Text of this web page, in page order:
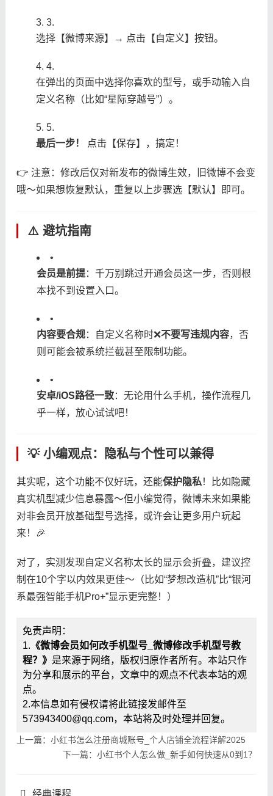
3.
选择【微博来源】→ 点击【自定义】按钮。
4.
在弹出的页面中选择你喜欢的型号，或手动输入自
定义名称（比如“星际穿越号”）。
5.
​最后一步！​
​ 点击【保存】，搞定！
👉 注意：修改后仅对新发布的微博生效，旧微博不会变
哦～如果想恢复默认，重复以上步骤选【默认】即可。
⚠️ 避坑指南
•
​会员是前提​​：千万别跳过开通会员这一步，否则根
本找不到设置入口。
•
​内容要合规​​：自定义名称时❌​​不要写违规内容​​，否
则可能会被系统拦截甚至限制功能。
•
​安卓/iOS路径一致​​：无论用什么手机，操作流程几
乎一样，放心试试吧！
💡 小编观点：隐私与个性可以兼得
其实呢，这个功能不仅好玩，还能​​保护隐私​​！比如隐藏
真实机型减少信息暴露～但小编觉得，微博未来如果能
对非会员开放基础型号选择，或许会让更多用户玩起
来！🎉
对了，实测发现自定义名称太长的显示会折叠，建议控
制在10个字以内效果更佳～（比如“梦想改造机”比“银河
系最强智能手机Pro+”显示更完整！）
免责声明：
1. 《微博会员如何改手机型号_微博修改手机型号教
程？》 是来源于网络，版权归原作者所有。本站只作
为分享和展示的平台，文章中的观点不代表本站的观
点。
2.本信息如有侵权请将此链接发邮件至
573943400@qq.com，本站将及时处理并回复。
上一篇：小红书怎么注册商城账号_个人店铺全流程详解2025
下一篇：小红书个人怎么做_新手如何快速从0到1？
经典课程